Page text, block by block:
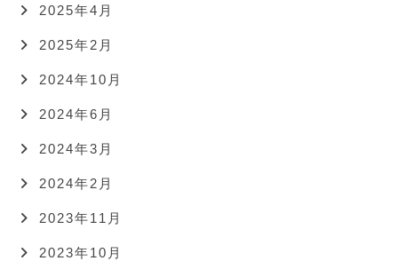
2025年4月
2025年2月
2024年10月
2024年6月
2024年3月
2024年2月
2023年11月
2023年10月